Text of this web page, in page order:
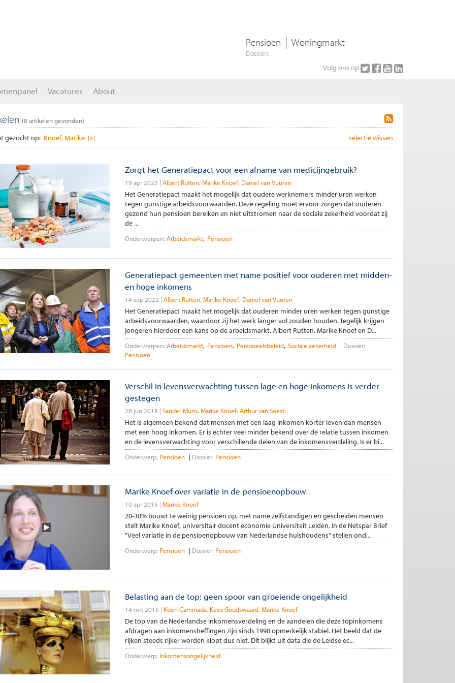
Pensioen Woningmarkt
Dossiers
Volg ons op
Vacatures About
(8 artikelen gevonden)
gezocht op: selectie wissen
Knoef, Marike [x]
Zorgt het Generatiepact voor een afname van medicijngebruik?
19 apr 2023 Albert Rutten Marike Knoef Daniel van Vuuren
Het Generatiepact maakt het mogelijk dat oudere werknemers minder uren werken
tegen gunstige arbeidsvoorwaarden. Deze regeling moet ervoor zorgen dat ouderen
gezond hun pensioen bereiken en niet uitstromen naar de sociale zekerheid voordat zij
de ...
Onderwerpen: Arbeidsmarkt Pensioen
Generatiepact gemeenten met name positief voor ouderen met midden-
en hoge inkomens
14 sep 2022 Albert Rutten Marike Knoef Daniel van Vuuren
Het Generatiepact maakt het mogelijk dat ouderen minder uren werken tegen gunstige
arbeidsvoorwaarden, waardoor zij het werk langer vol zouden houden. Tegelijk krijgen
jongeren hierdoor een kans op de arbeidsmarkt. Albert Rutten, Marike Knoef en D...
Onderwerpen: Arbeidsmarkt Pensioen Personeelsbeleid Sociale zekerheid
Dossier:
Pensioen
Verschil in levensverwachting tussen lage en hoge inkomens is verder
gestegen
28 jun 2018 Sander Muns Marike Knoef Arthur van Soest
Het is algemeen bekend dat mensen met een laag inkomen korter leven dan mensen
met een hoog inkomen. Er is echter veel minder bekend over de relatie tussen inkomen
en de levensverwachting voor verschillende delen van de inkomensverdeling. Is er bi...
Onderwerp: Pensioen Dossier: Pensioen
Marike Knoef over variatie in de pensioenopbouw
10 apr 2015 Marike Knoef
20-30% bouwt te weinig pensioen op, met name zelfstandigen en gescheiden mensen
stelt Marike Knoef, universitair docent economie Universiteit Leiden. In de Netspar Brief
"Veel variatie in de pensioenopbouw van Nederlandse huishoudens" stellen ond...
Onderwerp: Pensioen Dossier: Pensioen
Belasting aan de top: geen spoor van groeiende ongelijkheid
14 mrt 2015 Koen Caminada Kees Goudswaard Marike Knoef
De top van de Nederlandse inkomensverdeling en de aandelen die deze topinkomens
afdragen aan inkomensheffingen zijn sinds 1990 opmerkelijk stabiel. Het beeld dat de
rijken steeds rijker worden klopt dus niet. Dit blijkt uit data die de Leidse ec...
Onderwerp: Inkomensongelijkheid